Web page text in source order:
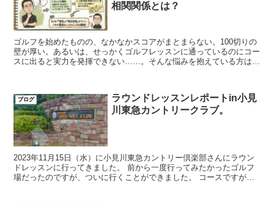
相関関係とは？
ゴルフを始めたものの、なかなかスコアがまとまらない。100切りの
壁が厚い。あるいは、せっかくゴルフレッスンに通っているのにコー
スに出ると実力を発揮できない……。そんな悩みを抱えている方は非
ブログ
ラウンドレッスンレポートin小見
川東急カントリークラブ。
2023年11月15日（水）に小見川東急カントリー倶楽部さんにラウン
ドレッスンに行ってきました。 前から一度行ってみたかったゴルフ
場だったのですが、ついに行くことができました。 コースですが、